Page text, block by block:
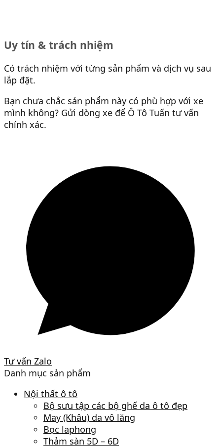
Uy tín & trách nhiệm
Có trách nhiệm với từng sản phẩm và dịch vụ sau
lắp đặt.
Bạn chưa chắc sản phẩm này có phù hợp với xe
mình không? Gửi dòng xe để Ô Tô Tuấn tư vấn
chính xác.
Tư vấn Zalo
Danh mục sản phẩm
Nội thất ô tô
Bộ sưu tập các bộ ghế da ô tô đẹp
May (Khâu) da vô lăng
Bọc laphong
Thảm sàn 5D – 6D